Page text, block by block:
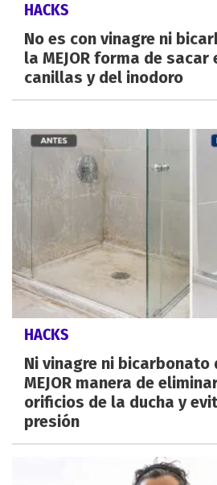
HACKS
No es con vinagre ni
la MEJOR forma de
canillas y del inodoro
HACKS
Ni vinagre ni bicarbonato
MEJOR manera de
orificios de la ducha y
presión